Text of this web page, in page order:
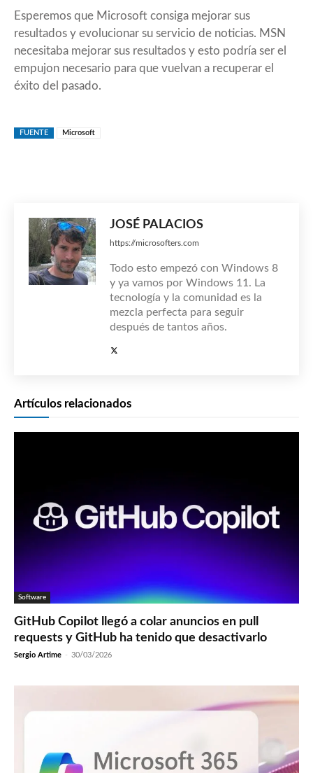
Esperemos que Microsoft consiga mejorar sus
resultados y evolucionar su servicio de noticias. MSN
necesitaba mejorar sus resultados y esto podría ser el
empujon necesario para que vuelvan a recuperar el
éxito del pasado.
FUENTE Microsoft
JOSÉ PALACIOS
https://microsofters.com
Todo esto empezó con Windows 8
y ya vamos por Windows 11. La
tecnología y la comunidad es la
mezcla perfecta para seguir
después de tantos años.
Artículos relacionados
Software
GitHub Copilot llegó a colar anuncios en pull
requests y GitHub ha tenido que desactivarlo
Sergio Artime - 30/03/2026